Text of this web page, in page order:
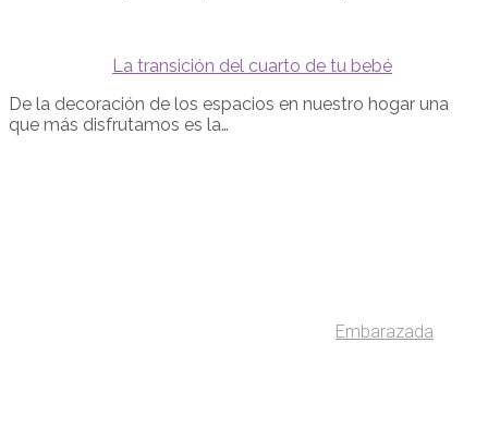
La transición del cuarto de tu bebé
De la decoración de los espacios en nuestro hogar una
que más disfrutamos es la…
Embarazada